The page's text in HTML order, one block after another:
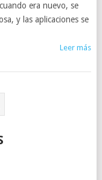
era nuevo, se
y las aplicaciones se
Leer más